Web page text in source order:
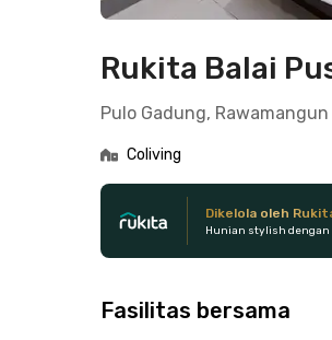
Rukita Balai
Pulo Gadung, Rawamangun
Coliving
Dikelola oleh
Hunian stylish dengan
Fasilitas bersama